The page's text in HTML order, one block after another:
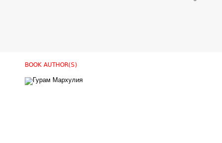
BOOK AUTHOR(S)